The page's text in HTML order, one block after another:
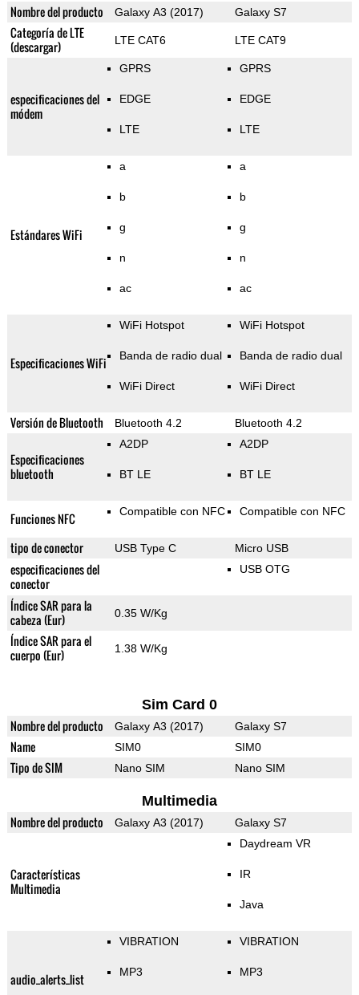
Nombre del producto Galaxy A3 (2017) Galaxy S7
Categoría de LTE
(descargar)
LTE CAT6 LTE CAT9
especificaciones del
módem
GPRS
EDGE
LTE
GPRS
EDGE
LTE
Estándares WiFi
a
b
g
n
ac
a
b
g
n
ac
Especificaciones WiFi
WiFi Hotspot
Banda de radio dual
WiFi Direct
WiFi Hotspot
Banda de radio dual
WiFi Direct
Versión de Bluetooth Bluetooth 4.2 Bluetooth 4.2
Especificaciones
bluetooth
A2DP
BT LE
A2DP
BT LE
Funciones NFC Compatible con NFC Compatible con NFC
tipo de conector USB Type C Micro USB
especificaciones del
conector
USB OTG
Índice SAR para la
cabeza (Eur)
0.35 W/Kg
Índice SAR para el
cuerpo (Eur)
1.38 W/Kg
Sim Card 0
Nombre del producto Galaxy A3 (2017) Galaxy S7
Name SIM0 SIM0
Tipo de SIM Nano SIM Nano SIM
Multimedia
Nombre del producto Galaxy A3 (2017) Galaxy S7
Características
Multimedia
Daydream VR
IR
Java
audio_alerts_list
VIBRATION
MP3
VIBRATION
MP3